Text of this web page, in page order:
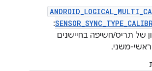
:
של תריס/חשיפה בחיישנים
משני.